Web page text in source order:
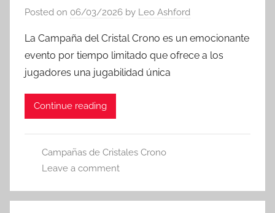
Posted on 06/03/2026 by Leo Ashford
La Campaña del Cristal Crono es un emocionante
evento por tiempo limitado que ofrece a los
jugadores una jugabilidad única
Continue reading
Campañas de Cristales Crono
Leave a comment